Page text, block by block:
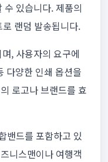
있습니다. 제품의
랜덤 발송됩니다.
, 사용자의 요구에
다양한 인쇄 옵션을
로고나 브랜드를 효
밴드를 포함하고 있
니스맨이나 여행객